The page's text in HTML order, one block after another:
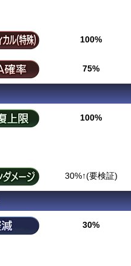
100%
75%
100%
30%↑(要検証)
30%